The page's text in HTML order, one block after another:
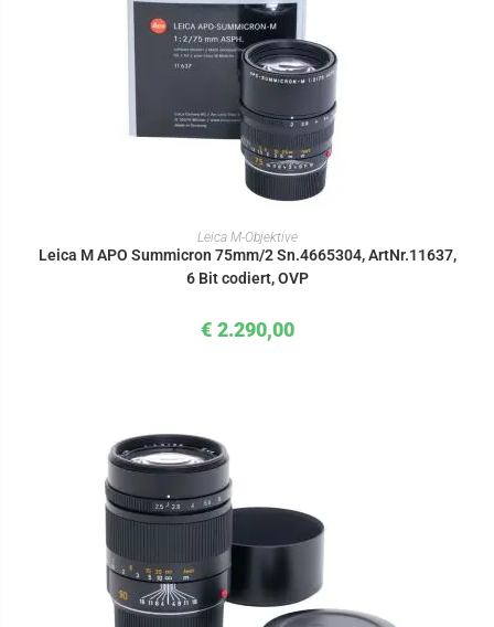
IN DEN WARENKORB
Leica M-Objektive
Leica M APO Summicron 75mm/2 Sn.4665304, ArtNr.11637,
6 Bit codiert, OVP
€ 2.290,00